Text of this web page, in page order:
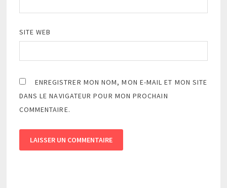
SITE WEB
ENREGISTRER MON NOM, MON E-MAIL ET MON SITE
DANS LE NAVIGATEUR POUR MON PROCHAIN
COMMENTAIRE.